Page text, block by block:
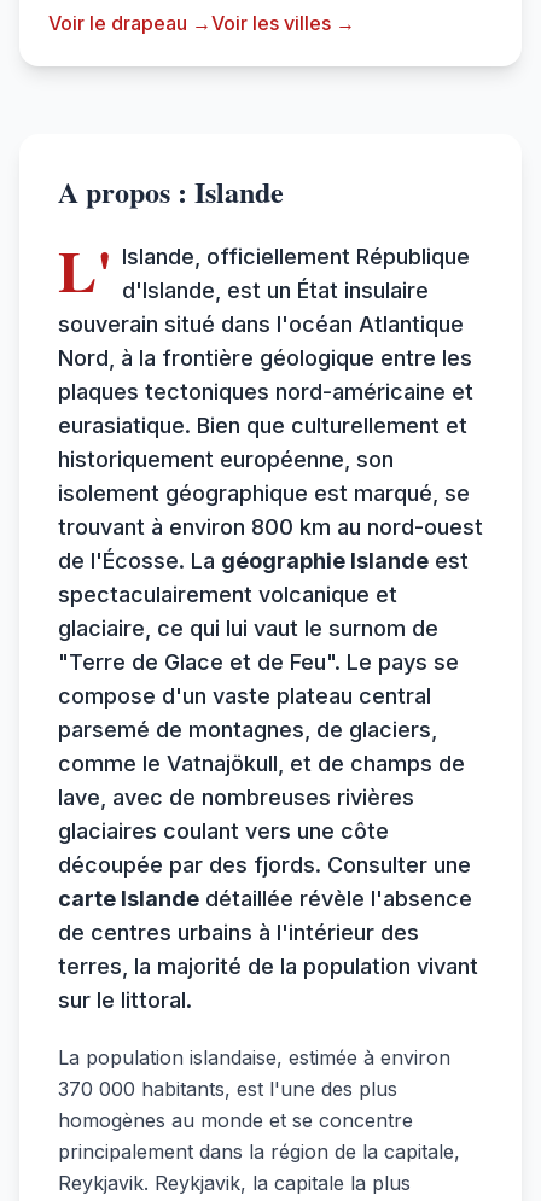
Voir le drapeau →Voir les villes →
A propos : Islande
L' Islande, officiellement République
d'Islande, est un État insulaire
souverain situé dans l'océan Atlantique
Nord, à la frontière géologique entre les
plaques tectoniques nord-américaine et
eurasiatique. Bien que culturellement et
historiquement européenne, son
isolement géographique est marqué, se
trouvant à environ 800 km au nord-ouest
de l'Écosse. La géographie Islande est
spectaculairement volcanique et
glaciaire, ce qui lui vaut le surnom de
"Terre de Glace et de Feu". Le pays se
compose d'un vaste plateau central
parsemé de montagnes, de glaciers,
comme le Vatnajökull, et de champs de
lave, avec de nombreuses rivières
glaciaires coulant vers une côte
découpée par des fjords. Consulter une
carte Islande détaillée révèle l'absence
de centres urbains à l'intérieur des
terres, la majorité de la population vivant
sur le littoral.
La population islandaise, estimée à environ
370 000 habitants, est l'une des plus
homogènes au monde et se concentre
principalement dans la région de la capitale,
Reykjavik. Reykjavik, la capitale la plus